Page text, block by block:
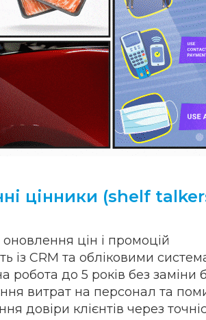
цінники (shelf
цін і промоцій
із CRM та обліковими
робота до 5 років без заміни
витрат на персонал та
довіри клієнтів через